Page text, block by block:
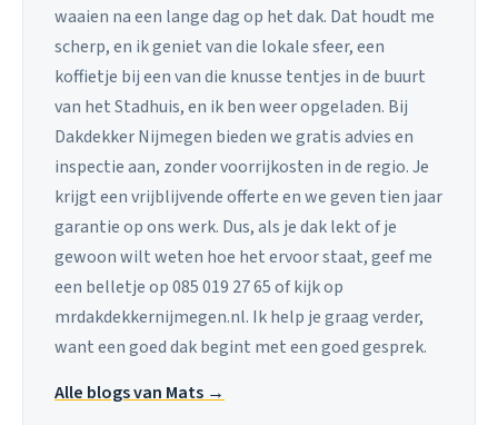
waaien na een lange dag op het dak. Dat houdt me
scherp, en ik geniet van die lokale sfeer, een
koffietje bij een van die knusse tentjes in de buurt
van het Stadhuis, en ik ben weer opgeladen. Bij
Dakdekker Nijmegen bieden we gratis advies en
inspectie aan, zonder voorrijkosten in de regio. Je
krijgt een vrijblijvende offerte en we geven tien jaar
garantie op ons werk. Dus, als je dak lekt of je
gewoon wilt weten hoe het ervoor staat, geef me
een belletje op 085 019 27 65 of kijk op
mrdakdekkernijmegen.nl. Ik help je graag verder,
want een goed dak begint met een goed gesprek.
Alle blogs van Mats →